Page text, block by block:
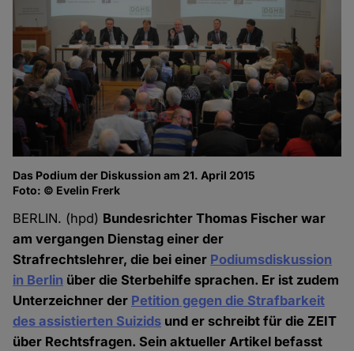
Das Podium der Diskussion am 21. April 2015
Foto: © Evelin Frerk
BERLIN. (hpd) Bundesrichter Thomas Fischer war
am vergangen Dienstag einer der
Strafrechtslehrer, die bei einer Podiumsdiskussion
in Berlin über die Sterbehilfe sprachen. Er ist zudem
Unterzeichner der Petition gegen die Strafbarkeit
des assistierten Suizids und er schreibt für die ZEIT
über Rechtsfragen. Sein aktueller Artikel befasst